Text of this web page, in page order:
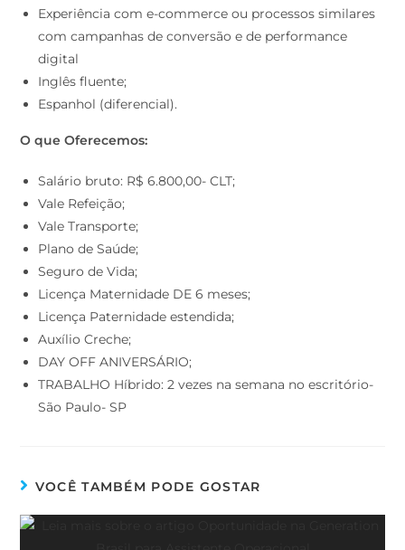
Experiência com e-commerce ou processos similares
com campanhas de conversão e de performance
digital
Inglês fluente;
Espanhol (diferencial).
O que Oferecemos:
Salário bruto: R$ 6.800,00- CLT;
Vale Refeição;
Vale Transporte;
Plano de Saúde;
Seguro de Vida;
Licença Maternidade DE 6 meses;
Licença Paternidade estendida;
Auxílio Creche;
DAY OFF ANIVERSÁRIO;
TRABALHO Híbrido: 2 vezes na semana no escritório-
São Paulo- SP
VOCÊ TAMBÉM PODE GOSTAR